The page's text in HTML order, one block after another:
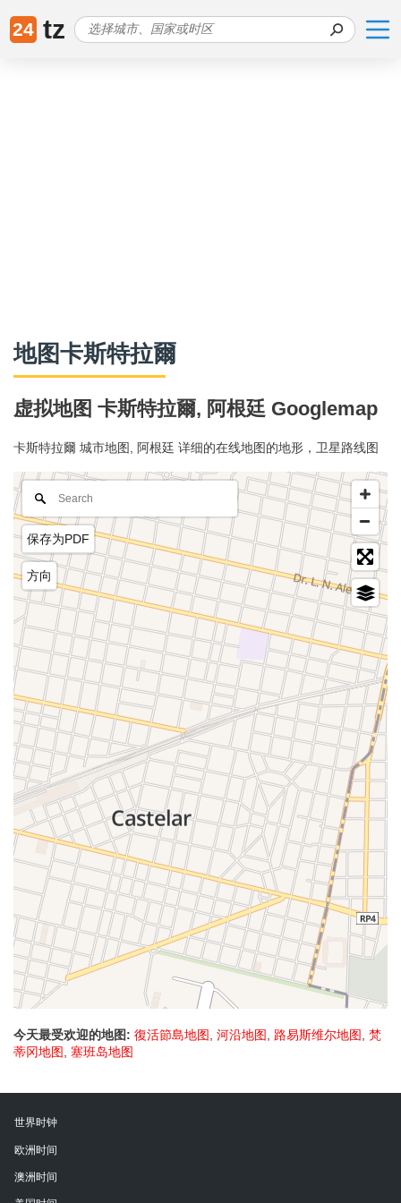
24 tz
地图卡斯特拉爾
虚拟地图 卡斯特拉爾, 阿根廷 Googlemap
卡斯特拉爾 城市地图, 阿根廷 详细的在线地图的地形，卫星路线图
保存为PDF
方向
今天最受欢迎的地图: 復活節島地图, 河沿地图, 路易斯维尔地图, 梵
蒂冈地图, 塞班岛地图
世界时钟
欧洲时间
澳洲时间